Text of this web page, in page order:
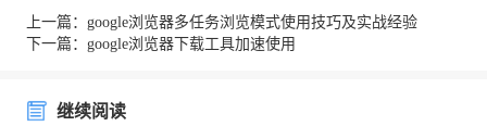
上一篇：google浏览器多任务浏览模式使用技巧及实战经验
下一篇：google浏览器下载工具加速使用
继续阅读